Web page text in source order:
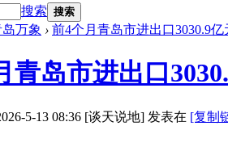
搜索 搜索
万象 › 前4个月青岛市进出口3030.9亿
青岛市进出口
5-13 08:36 [谈天说地] 发表在 [复制